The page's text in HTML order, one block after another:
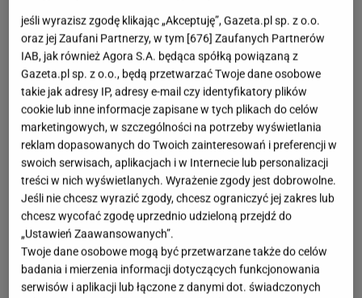
jeśli wyrazisz zgodę klikając „Akceptuję”, Gazeta.pl sp. z o.o.
oraz jej Zaufani Partnerzy, w tym [676] Zaufanych Partnerów
IAB, jak również Agora S.A. będąca spółką powiązaną z
Gazeta.pl sp. z o.o., będą przetwarzać Twoje dane osobowe
takie jak adresy IP, adresy e-mail czy identyfikatory plików
cookie lub inne informacje zapisane w tych plikach do celów
marketingowych, w szczególności na potrzeby wyświetlania
reklam dopasowanych do Twoich zainteresowań i preferencji w
swoich serwisach, aplikacjach i w Internecie lub personalizacji
treści w nich wyświetlanych. Wyrażenie zgody jest dobrowolne.
Jeśli nie chcesz wyrazić zgody, chcesz ograniczyć jej zakres lub
chcesz wycofać zgodę uprzednio udzieloną przejdź do
„Ustawień Zaawansowanych”.
Twoje dane osobowe mogą być przetwarzane także do celów
badania i mierzenia informacji dotyczących funkcjonowania
serwisów i aplikacji lub łączone z danymi dot. świadczonych